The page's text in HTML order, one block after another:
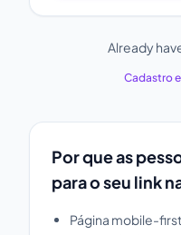
Already
Cadastro
Por que as
para o seu link
Página mobile-